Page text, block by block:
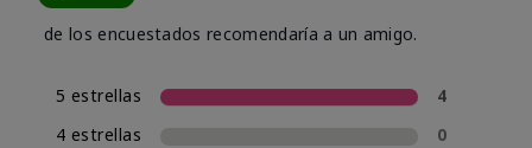
de los encuestados recomendaría a un amigo.
5 estrellas
4
4 estrellas
0